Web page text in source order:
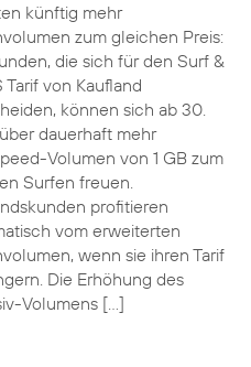
künftig mehr
zum gleichen Preis:
die sich für den Surf &
Tarif von Kaufland
können sich ab 30.
dauerhaft mehr
Volumen von 1 GB zum
Surfen freuen.
profitieren
vom erweiterten
wenn sie ihren Tarif
Die Erhöhung des
Volumens […]